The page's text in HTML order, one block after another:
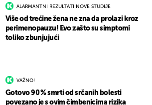
ALARMANTNI REZULTATI NOVE STUDIJE
Više od trećine žena ne zna da prolazi kroz
perimenopauzu! Evo zašto su simptomi
toliko zbunjujući
VAŽNO!
Gotovo 90 % smrti od srčanih bolesti
povezano je s ovim čimbenicima rizika